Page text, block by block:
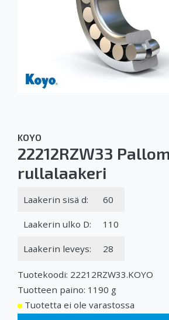
KOYO
22212RZW33
rullalaakeri
Laakerin sisä d: 60
Laakerin ulko D: 110
Laakerin leveys: 28
Tuotekoodi: 22212RZW33.KOYO
Tuotteen paino: 1190 g
Tuotetta ei ole varastossa